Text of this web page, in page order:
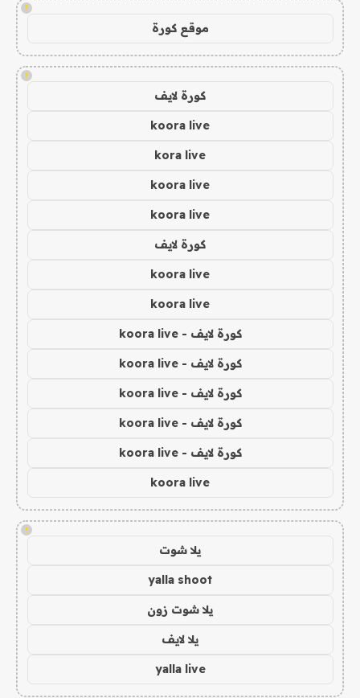
!
موقع كورة
!
كورة لايف
koora live
kora live
koora live
koora live
كورة لايف
koora live
koora live
كورة لايف - koora live
كورة لايف - koora live
كورة لايف - koora live
كورة لايف - koora live
كورة لايف - koora live
koora live
!
يلا شوت
yalla shoot
يلا شوت زون
يلا لايف
yalla live